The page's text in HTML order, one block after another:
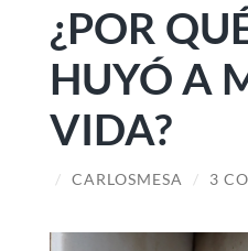
¿POR
HUYÓ A
VIDA?
/ CARLOSMESA / 3